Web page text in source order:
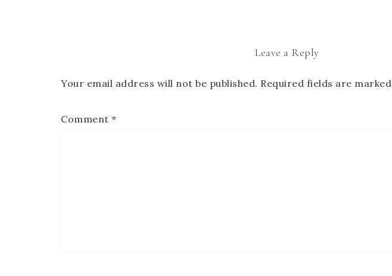
Leave a Reply
Your email address will not be published. Required fields are marked
Comment *